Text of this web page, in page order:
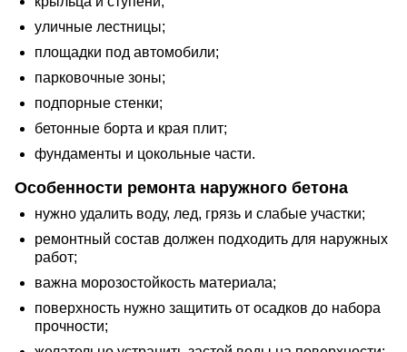
уличные лестницы;
площадки под автомобили;
парковочные зоны;
подпорные стенки;
бетонные борта и края плит;
фундаменты и цокольные части.
Особенности ремонта наружного бетона
нужно удалить воду, лед, грязь и слабые участки;
ремонтный состав должен подходить для наружных
работ;
важна морозостойкость материала;
поверхность нужно защитить от осадков до набора
прочности;